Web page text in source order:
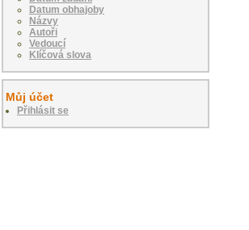
Datum obhajoby
Názvy
Autoři
Vedoucí
Klíčová slova
Můj účet
Přihlásit se